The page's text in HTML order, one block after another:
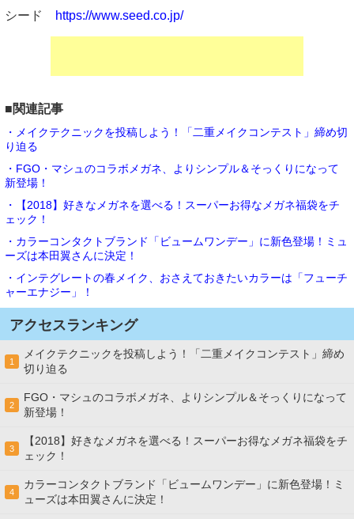
シード https://www.seed.co.jp/
■関連記事
・メイクテクニックを投稿しよう！「二重メイクコンテスト」締め切
り迫る
・FGO・マシュのコラボメガネ、よりシンプル＆そっくりになって
新登場！
・【2018】好きなメガネを選べる！スーパーお得なメガネ福袋をチ
ェック！
・カラーコンタクトブランド「ビュームワンデー」に新色登場！ミュ
ーズは本田翼さんに決定！
・インテグレートの春メイク、おさえておきたいカラーは「フューチ
ャーエナジー」！
アクセスランキング
1
メイクテクニックを投稿しよう！「二重メイクコンテスト」締め
切り迫る
2
FGO・マシュのコラボメガネ、よりシンプル＆そっくりになって
新登場！
3
【2018】好きなメガネを選べる！スーパーお得なメガネ福袋をチ
ェック！
4
カラーコンタクトブランド「ビュームワンデー」に新色登場！ミ
ューズは本田翼さんに決定！